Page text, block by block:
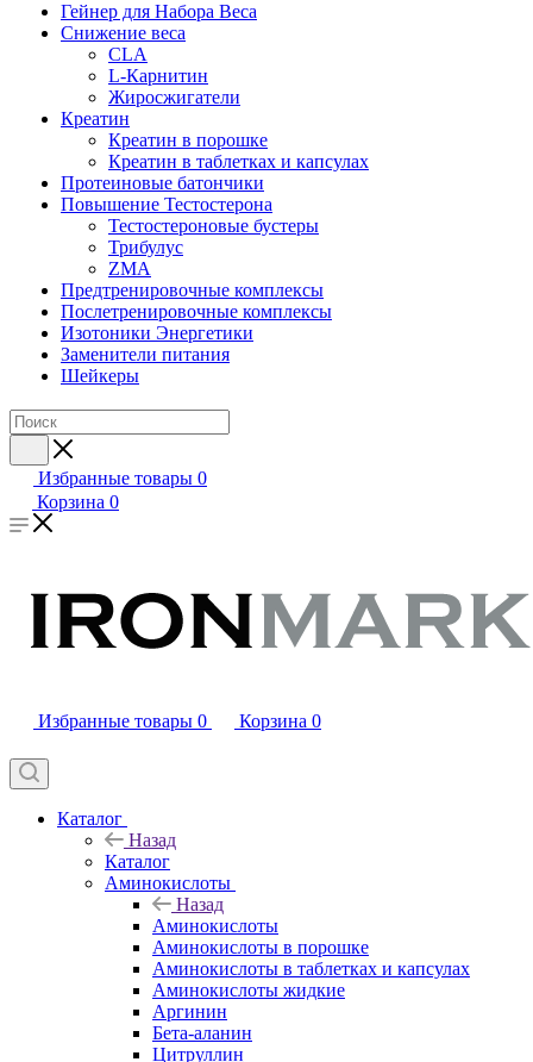
Гейнер для Набора Веса
Снижение веса
CLA
L-Карнитин
Жиросжигатели
Креатин
Креатин в порошке
Креатин в таблетках и капсулах
Протеиновые батончики
Повышение Тестостерона
Тестостероновые бустеры
Трибулус
ZMA
Предтренировочные комплексы
Послетренировочные комплексы
Изотоники Энергетики
Заменители питания
Шейкеры
Избранные товары 0
Корзина 0
Избранные товары 0 Корзина 0
Каталог
Назад
Каталог
Аминокислоты
Назад
Аминокислоты
Аминокислоты в порошке
Аминокислоты в таблетках и капсулах
Аминокислоты жидкие
Аргинин
Бета-аланин
Цитруллин